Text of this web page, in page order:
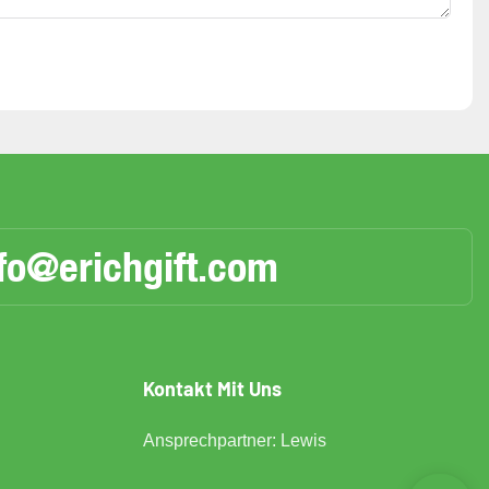
Kontakt Mit Uns
Ansprechpartner: Lewis